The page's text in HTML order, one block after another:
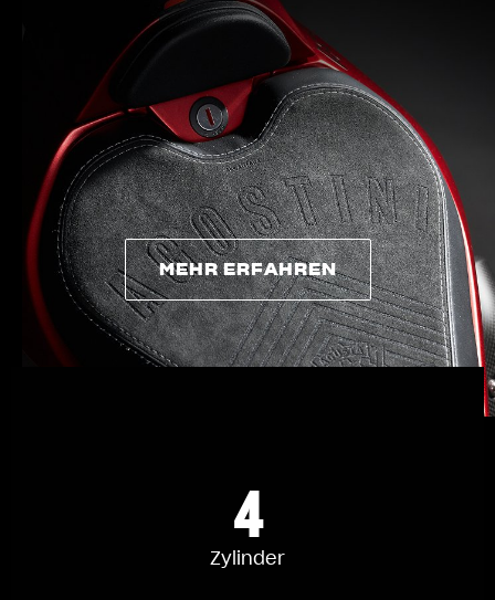
BEKLEIDUNG
Zeigen Sie, was Sie fahren
MEHR ERFAHREN
MEHR ERFAHREN
4
Zylinder